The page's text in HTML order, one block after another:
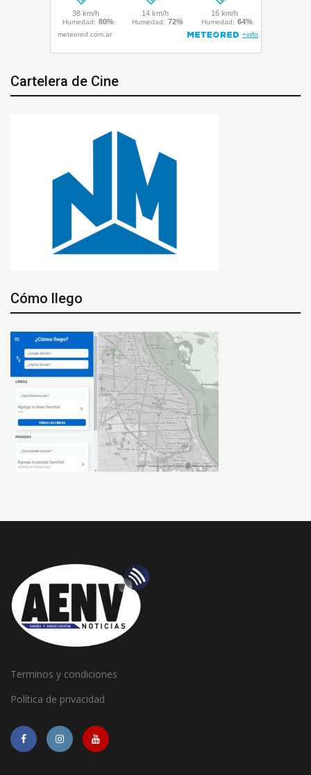
Cartelera de Cine
Cómo llego
Terminos y condiciones
Política de privacidad